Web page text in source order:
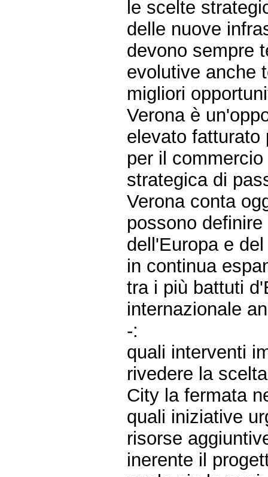
le scelte
delle nuove
devono sempre
evolutive anche
migliori
Verona è
elevato fatturato
per il
strategica di
Verona conta
possono
dell'Europa e
in continua
tra i più battuti
internazionale
-:
quali interventi
rivedere la
City la fermata
quali iniziative
risorse
inerente il